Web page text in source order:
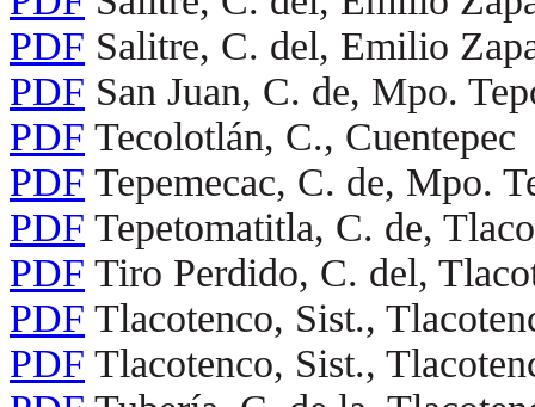
PDF Salitre, C. del, Emilio
PDF San Juan, C. de, Mpo.
PDF Tecolotlán, C., Cuentepec
PDF Tepemecac, C. de, Mpo.
PDF Tepetomatitla, C. de,
PDF Tiro Perdido, C. del,
PDF Tlacotenco, Sist.,
PDF Tlacotenco, Sist.,